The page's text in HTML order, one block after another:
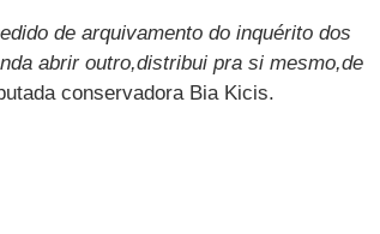
de arquivamento do inquérito dos
abrir outro,distribui pra si mesmo,de
conservadora Bia Kicis.